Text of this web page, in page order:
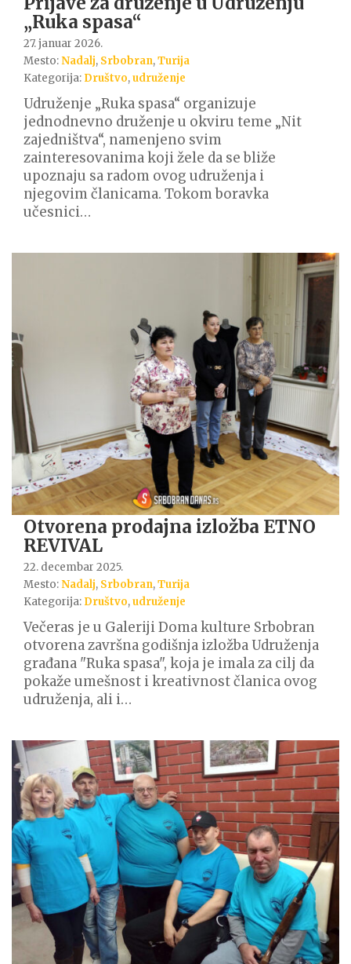
„Ruka spasa“
27. januar 2026.
Mesto:Nadalj, Srbobran,Turija
Kategorija: Društvo,udruženje
Udruženje „Ruka spasa“ organizuje
jednodnevno druženje u okviru teme „Nit
zajedništva“, namenjeno svim
zainteresovanima koji žele da se bliže
upoznaju sa radom ovog udruženja i
njegovim članicama. Tokom boravka
učesnici…
Otvorena prodajna izložba ETNO
REVIVAL
22. decembar 2025.
Mesto:Nadalj, Srbobran,Turija
Kategorija: Društvo,udruženje
Večeras je u Galeriji Doma kulture Srbobran
otvorena završna godišnja izložba Udruženja
građana "Ruka spasa", koja je imala za cilj da
pokaže umešnost i kreativnost članica ovog
udruženja, ali i…